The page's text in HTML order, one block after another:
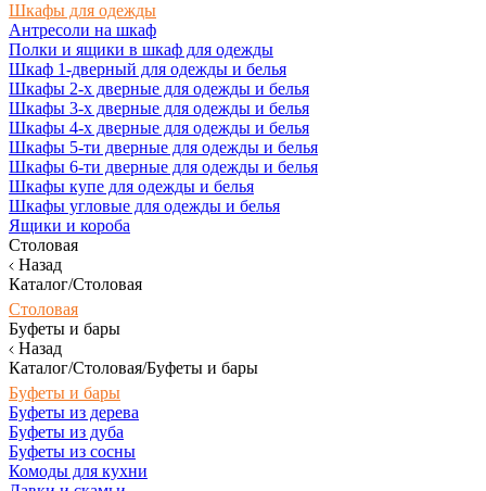
Шкафы для одежды
Антресоли на шкаф
Полки и ящики в шкаф для одежды
Шкаф 1-дверный для одежды и белья
Шкафы 2-х дверные для одежды и белья
Шкафы 3-х дверные для одежды и белья
Шкафы 4-х дверные для одежды и белья
Шкафы 5-ти дверные для одежды и белья
Шкафы 6-ти дверные для одежды и белья
Шкафы купе для одежды и белья
Шкафы угловые для одежды и белья
Ящики и короба
Столовая
Назад
Каталог/Столовая
Столовая
Буфеты и бары
Назад
Каталог/Столовая/Буфеты и бары
Буфеты и бары
Буфеты из дерева
Буфеты из дуба
Буфеты из сосны
Комоды для кухни